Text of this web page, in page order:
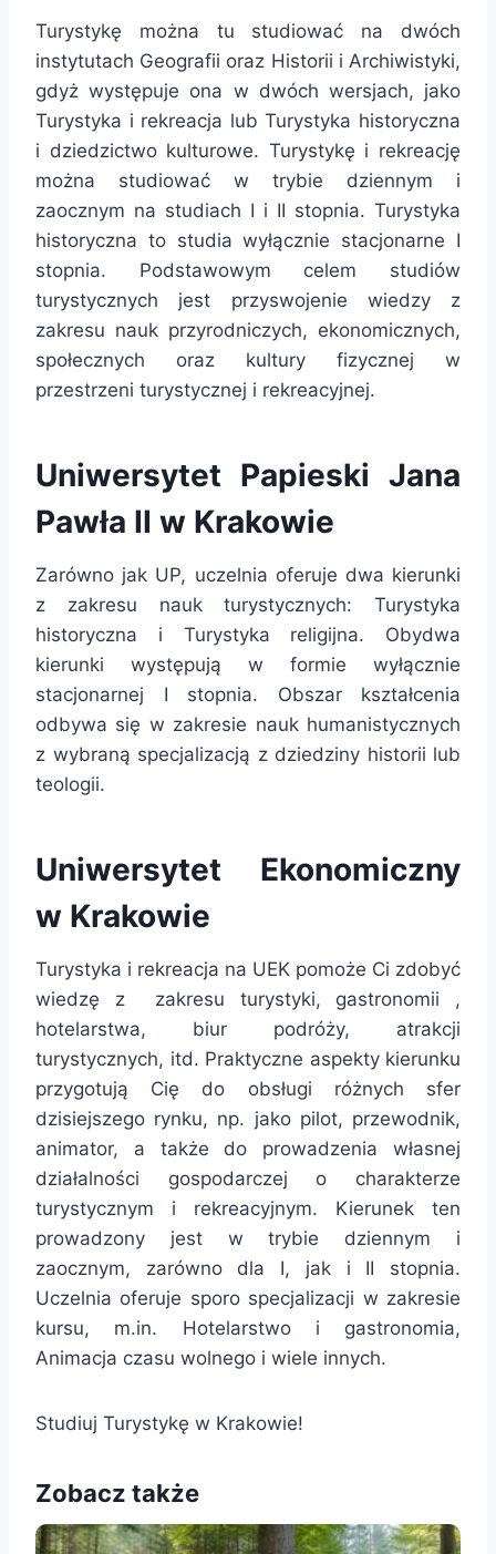
Turystykę można tu studiować na dwóch
instytutach Geografii oraz Historii i Archiwistyki,
gdyż występuje ona w dwóch wersjach, jako
Turystyka i rekreacja lub Turystyka historyczna
i dziedzictwo kulturowe. Turystykę i rekreację
można studiować w trybie dziennym i
zaocznym na studiach I i II stopnia. Turystyka
historyczna to studia wyłącznie stacjonarne I
stopnia. Podstawowym celem studiów
turystycznych jest przyswojenie wiedzy z
zakresu nauk przyrodniczych, ekonomicznych,
społecznych oraz kultury fizycznej w
przestrzeni turystycznej i rekreacyjnej.
Uniwersytet Papieski Jana
Pawła II w Krakowie
Zarówno jak UP, uczelnia oferuje dwa kierunki
z zakresu nauk turystycznych: Turystyka
historyczna i Turystyka religijna. Obydwa
kierunki występują w formie wyłącznie
stacjonarnej I stopnia. Obszar kształcenia
odbywa się w zakresie nauk humanistycznych
z wybraną specjalizacją z dziedziny historii lub
teologii.
Uniwersytet Ekonomiczny
w Krakowie
Turystyka i rekreacja na UEK pomoże Ci zdobyć
wiedzę z zakresu turystyki, gastronomii ,
hotelarstwa, biur podróży, atrakcji
turystycznych, itd. Praktyczne aspekty kierunku
przygotują Cię do obsługi różnych sfer
dzisiejszego rynku, np. jako pilot, przewodnik,
animator, a także do prowadzenia własnej
działalności gospodarczej o charakterze
turystycznym i rekreacyjnym. Kierunek ten
prowadzony jest w trybie dziennym i
zaocznym, zarówno dla I, jak i II stopnia.
Uczelnia oferuje sporo specjalizacji w zakresie
kursu, m.in. Hotelarstwo i gastronomia,
Animacja czasu wolnego i wiele innych.
Studiuj Turystykę w Krakowie!
Zobacz także